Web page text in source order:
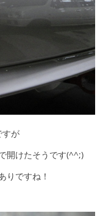
すが
開けたそうです(^^;)
りですね！